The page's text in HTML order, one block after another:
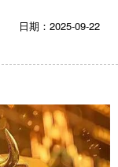
日期：2025-09-22